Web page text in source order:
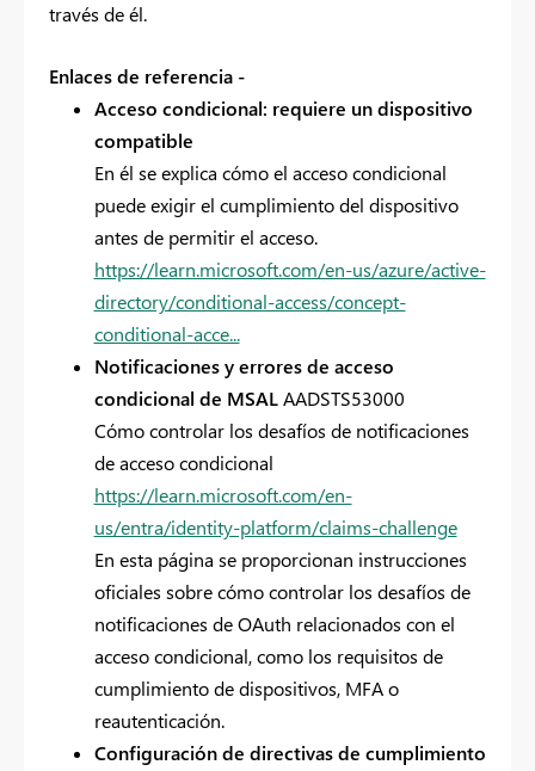
través de él.
Enlaces de referencia -
Acceso condicional: requiere un dispositivo
compatible
En él se explica cómo el acceso condicional
puede exigir el cumplimiento del dispositivo
antes de permitir el acceso.
https://learn.microsoft.com/en-us/azure/active-
directory/conditional-access/concept-
conditional-acce...
Notificaciones y errores de acceso
condicional de MSALAADSTS53000
Cómo controlar los desafíos de notificaciones
de acceso condicional
https://learn.microsoft.com/en-
us/entra/identity-platform/claims-challenge
En esta página se proporcionan instrucciones
oficiales sobre cómo controlar los desafíos de
notificaciones de OAuth relacionados con el
acceso condicional, como los requisitos de
cumplimiento de dispositivos, MFA o
reautenticación.
Configuración de directivas de cumplimiento